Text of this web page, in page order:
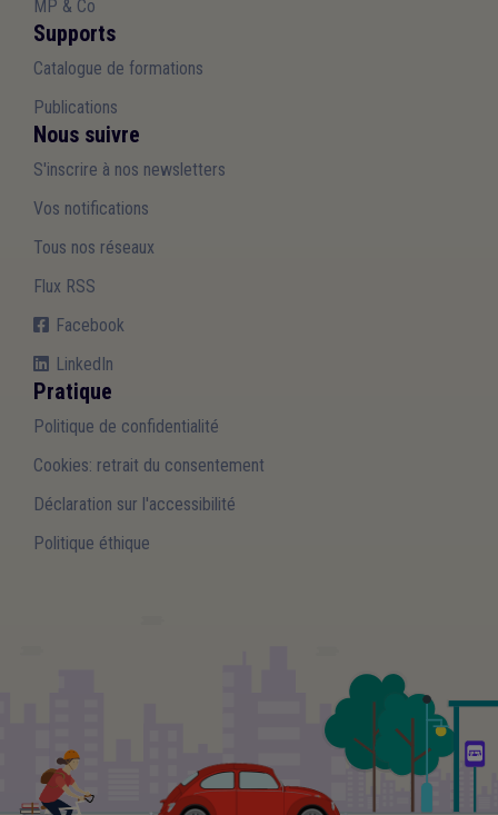
MP & Co
Supports
Catalogue de formations
Publications
Nous suivre
S'inscrire à nos newsletters
Vos notifications
Tous nos réseaux
Flux RSS
Facebook
LinkedIn
Pratique
Politique de confidentialité
Cookies: retrait du consentement
Déclaration sur l'accessibilité
Politique éthique